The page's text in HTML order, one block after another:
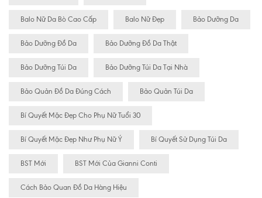
Balo Nữ Da Bò Cao Cấp Balo Nữ Đẹp Bảo Dưỡng Da
Bảo Dưỡng Đồ Da Bảo Dưỡng Đồ Da Thật
Bảo Dưỡng Túi Da Bảo Dưỡng Túi Da Tại Nhà
Bảo Quản Đồ Da Đúng Cách Bảo Quản Túi Da
Bí Quyết Mặc Đẹp Cho Phụ Nữ Tuổi 30
Bí Quyết Mặc Đẹp Như Phụ Nữ Ý Bí Quyết Sử Dụng Túi Da
BST Mới BST Mới Của Gianni Conti
Cách Bảo Quan Đồ Da Hàng Hiệu